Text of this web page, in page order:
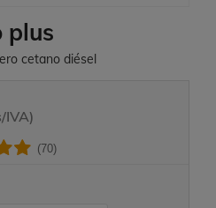
plus
cetano diésel
IVA)
(70)